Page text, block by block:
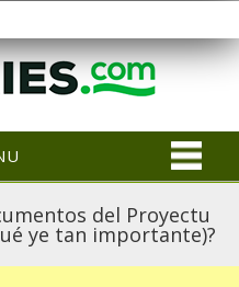
del Proyectu
ye tan importante)?